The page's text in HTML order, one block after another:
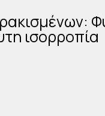
ισορροπία